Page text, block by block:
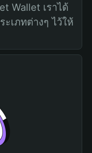
Wallet เราได้
เภทต่างๆ ไว้ให้